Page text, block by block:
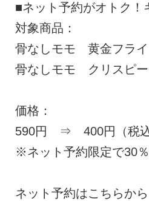
■ネット予約がオトク！
対象商品：
骨なしモモ 黄金フライ
骨なしモモ クリスピー
価格：
590円 ⇒ 400円（税込
※ネット予約限定で30％
ネット予約はこちらから